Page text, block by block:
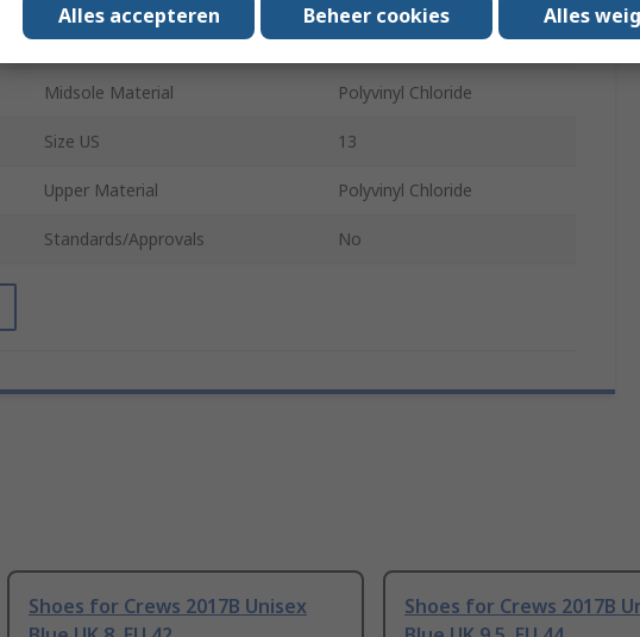
Safety Toe Type Steel
Midsole Material Polyvinyl Chloride
Size US 13
Upper Material Polyvinyl Chloride
Standards/Approvals No
Shoes for Crews 2017B Unisex
Shoes for Crews 2017B
Alles accepteren Beheer cookies Alles